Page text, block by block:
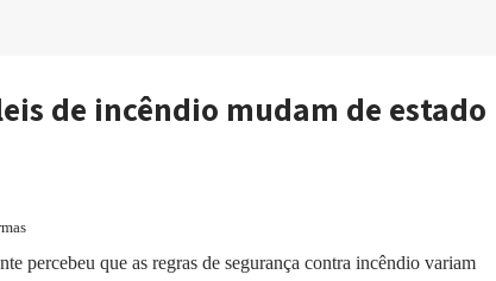
de incêndio mudam de estado
percebeu que as regras de segurança contra incêndio variam